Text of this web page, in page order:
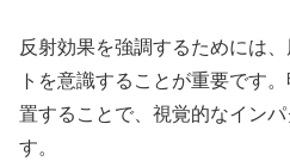
反射効果を強調するためには
トを意識することが重要です
置することで、視覚的なイン
す。